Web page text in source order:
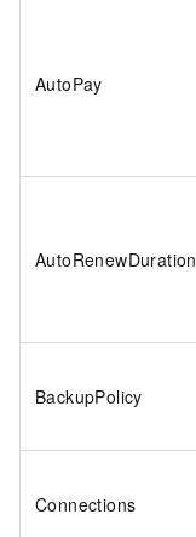
AutoPay
AutoRenewDuration
BackupPolicy
Connections